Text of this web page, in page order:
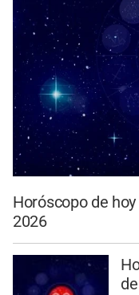
Horóscopo de
2026